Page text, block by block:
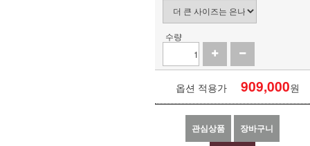
수량
옵션 적용가 909,000원
관심상품 장바구니